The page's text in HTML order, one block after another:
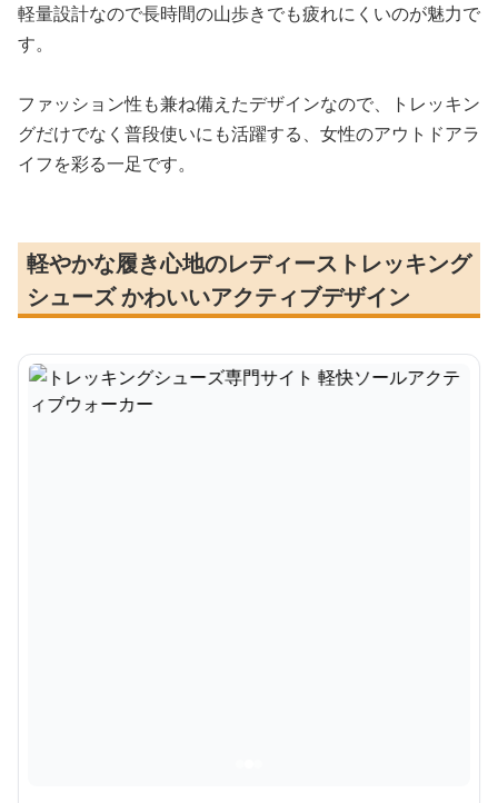
軽量設計なので長時間の山歩きでも疲れにくいのが魅力で
す。
ファッション性も兼ね備えたデザインなので、トレッキン
グだけでなく普段使いにも活躍する、女性のアウトドアラ
イフを彩る一足です。
軽やかな履き心地のレディーストレッキング
シューズ かわいいアクティブデザイン